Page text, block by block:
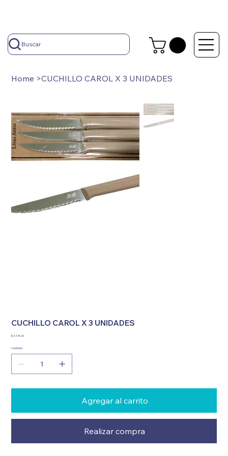
Buscar
Home >CUCHILLO CAROL X 3 UNIDADES
CUCHILLO CAROL X 3 UNIDADES
Precio
$ 4.174,34
Cantidad
Agregar al carrito
Realizar compra